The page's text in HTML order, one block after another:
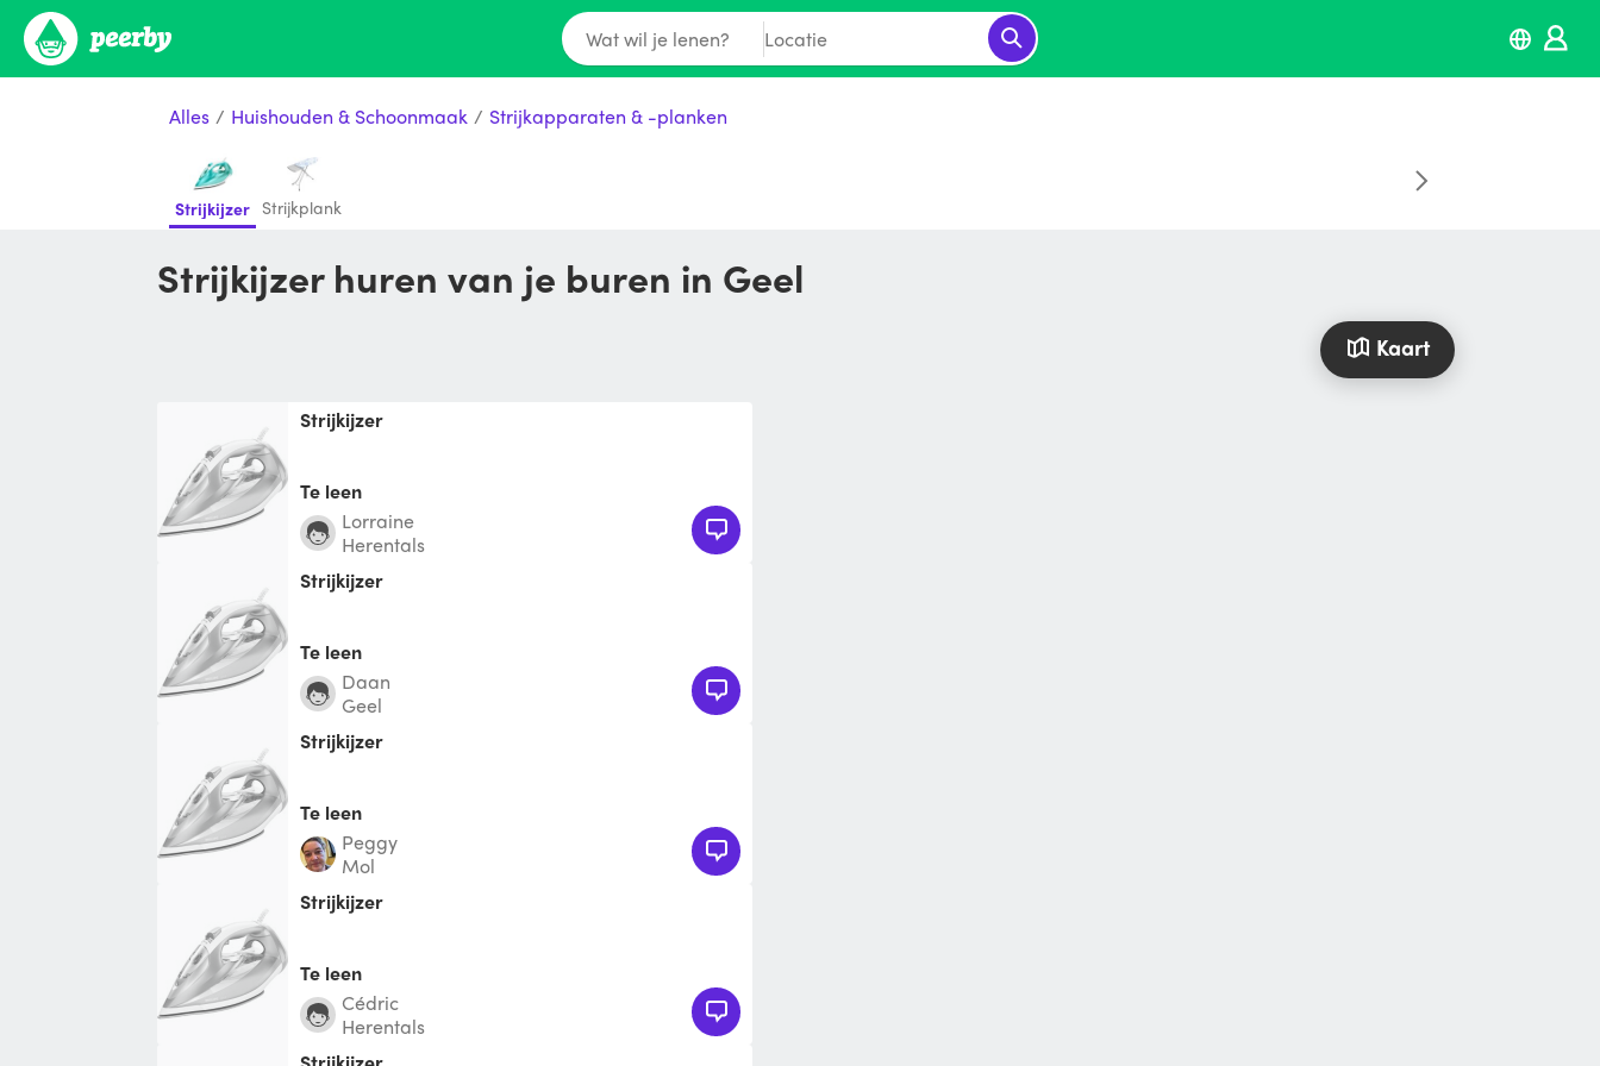
Wat wil je lenen? Locatie
Alles / Huishouden & Schoonmaak / Strijkapparaten & -planken
Strijkijzer Strijkplank
Strijkijzer huren van je buren in Geel
Kaart
Strijkijzer
Te leen
Lorraine
Herentals
strijkijzer
Te leen
Daan
Geel
Strijkijzer
Te leen
Peggy
Mol
Strijkijzer
Te leen
Cédric
Herentals